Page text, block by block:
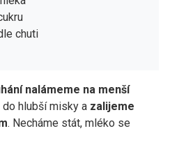
chuti
nalámeme na menší
hlubší misky a zalijeme
. Necháme stát, mléko se